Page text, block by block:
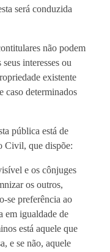
será conduzida
não podem
interesses ou
existente
caso determinados
pública está de
Civil, que dispõe:
e os cônjuges
os outros,
se preferência ao
em igualdade de
está aquele que
e se não, aquele